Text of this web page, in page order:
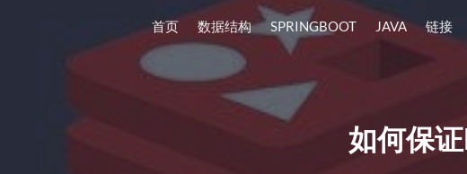
首页 数据结构 SPRINGBOOT JAVA 链接
如何保